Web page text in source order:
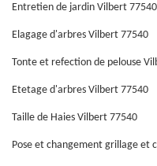
Entretien de jardin Vilbert 77540
Elagage d'arbres Vilbert 77540
Tonte et refection de pelouse
Etetage d'arbres Vilbert 77540
Taille de Haies Vilbert 77540
Pose et changement grillage et